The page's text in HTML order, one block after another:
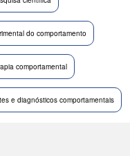
do comportamento
comportamental
e diagnósticos comportamentais